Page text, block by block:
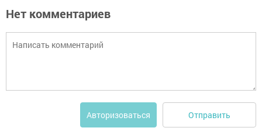
Нет комментариев
Авторизоваться Отправить